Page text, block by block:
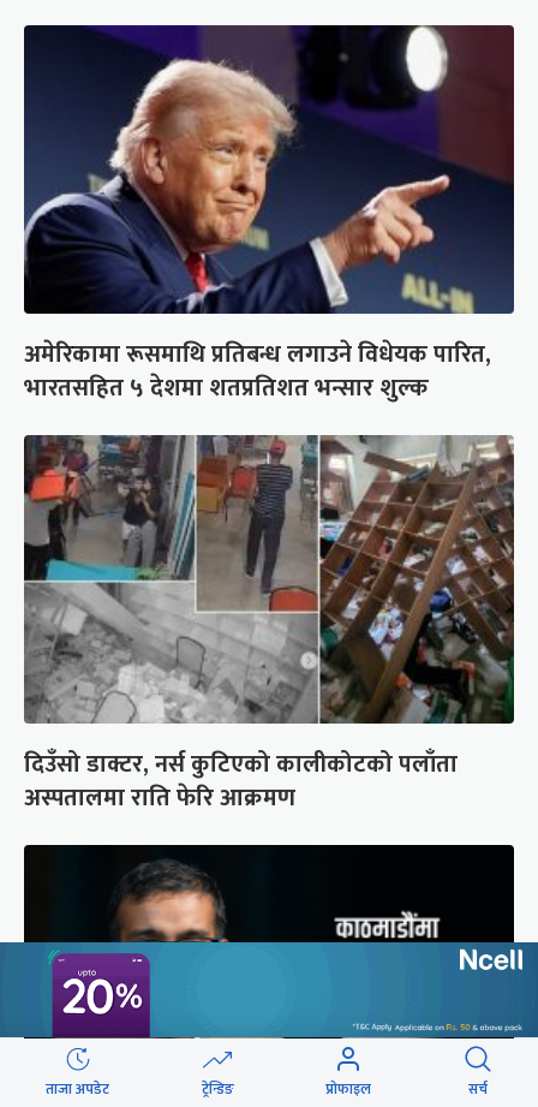
अमेरिकामा रूसमाथि प्रतिबन्ध लगाउने विधेयक पारित,
भारतसहित ५ देशमा शतप्रतिशत भन्सार शुल्क
दिउँसो डाक्टर, नर्स कुटिएको कालीकोटको पलाँता
अस्पतालमा राति फेरि आक्रमण
ताजा अपडेट ट्रेन्डिङ प्रोफाइल सर्च